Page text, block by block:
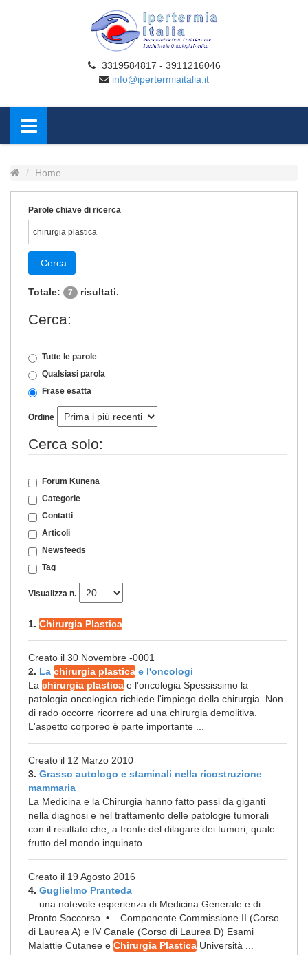
3319584817 - 3911216046
info@ipertermiaitalia.it
Home
Parole chiave di ricerca
Cerca
Totale: 7 risultati.
Cerca:
Tutte le parole
Qualsiasi parola
Frase esatta
Ordine
Cerca solo:
Forum Kunena
Categorie
Contatti
Articoli
Newsfeeds
Tag
Visualizza n.
1. Chirurgia Plastica
Creato il 30 Novembre -0001
2. La chirurgia plastica e l'oncologi
La chirurgia plastica e l'oncologia Spessissimo la
patologia oncologica richiede l'impiego della chirurgia. Non
di rado occorre ricorrere ad una chirurgia demolitiva.
L'aspetto corporeo è parte importante ...
Creato il 12 Marzo 2010
3. Grasso autologo e staminali nella ricostruzione
mammaria
La Medicina e la Chirurgia hanno fatto passi da giganti
nella diagnosi e nel trattamento delle patologie tumorali
con il risultato che, a fronte del dilagare dei tumori, quale
frutto del mondo inquinato ...
Creato il 19 Agosto 2016
4. Guglielmo Pranteda
... una notevole esperienza di Medicina Generale e di
Pronto Soccorso. • Componente Commissione II (Corso
di Laurea A) e IV Canale (Corso di Laurea D) Esami
Malattie Cutanee e Chirurgia Plastica Università ...